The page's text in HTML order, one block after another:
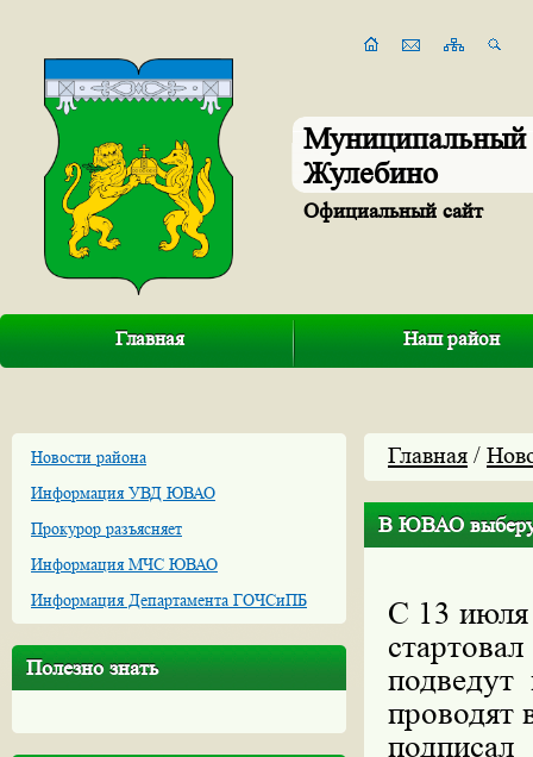
Муниципальный
Жулебино
Официальный сайт
Главная Наш район
Новости района
Информация УВД ЮВАО
Прокурор разъясняет
Информация МЧС ЮВАО
Информация Департамента ГОЧСиПБ
Полезно знать
Главная /
В ЮВАО
С 13 июля
проводят